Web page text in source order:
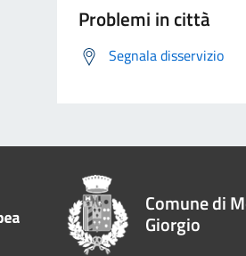
Problemi in città
Segnala disservizio
Comune di
Giorgio